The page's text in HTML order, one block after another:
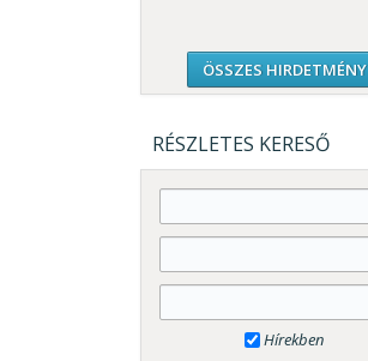
ÖSSZES HIRDETMÉNY
RÉSZLETES KERESŐ
Hírekben